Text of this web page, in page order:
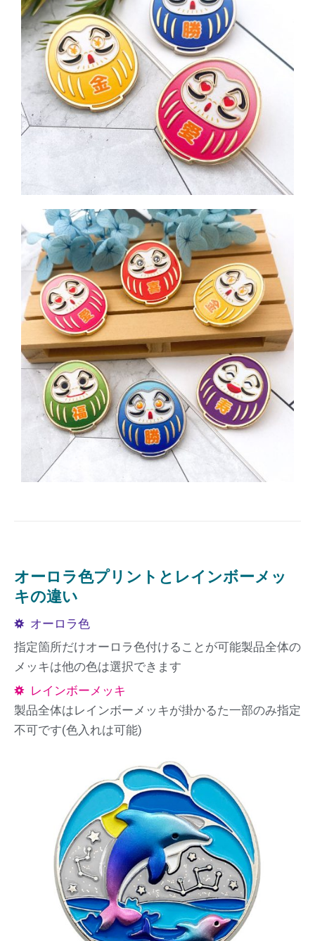
オーロラ色プリントとレインボーメッ
キの違い
オーロラ色
指定箇所だけオーロラ色付けることが可能製品全体の
メッキは他の色は選択できます
レインボーメッキ
製品全体はレインボーメッキが掛かるた一部のみ指定
不可です(色入れは可能)